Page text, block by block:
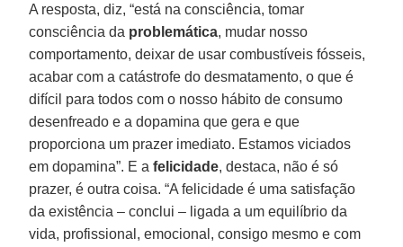
A resposta, diz, “está na consciência, tomar
consciência da problemática, mudar nosso
comportamento, deixar de usar combustíveis fósseis,
acabar com a catástrofe do desmatamento, o que é
difícil para todos com o nosso hábito de consumo
desenfreado e a dopamina que gera e que
proporciona um prazer imediato. Estamos viciados
em dopamina”. E afelicidade, destaca, não é só
prazer, é outra coisa. “A felicidade é uma satisfação
da existência – conclui – ligada a um equilíbrio da
vida, profissional, emocional, consigo mesmo e com